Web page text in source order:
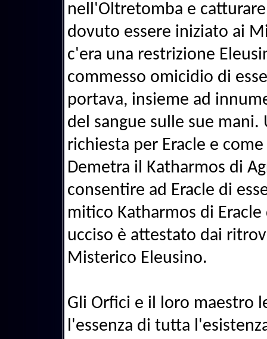
nell'Oltretomba e
dovuto essere iniziato ai
c'era una restrizione
commesso omicidio di
portava, insieme ad
del sangue sulle sue
richiesta per Eracle e
Demetra il Katharmos di
consentire ad Eracle di
mitico Katharmos di
ucciso è attestato dai
Misterico Eleusino.
Gli Orfici e il loro maestro
l'essenza di tutta